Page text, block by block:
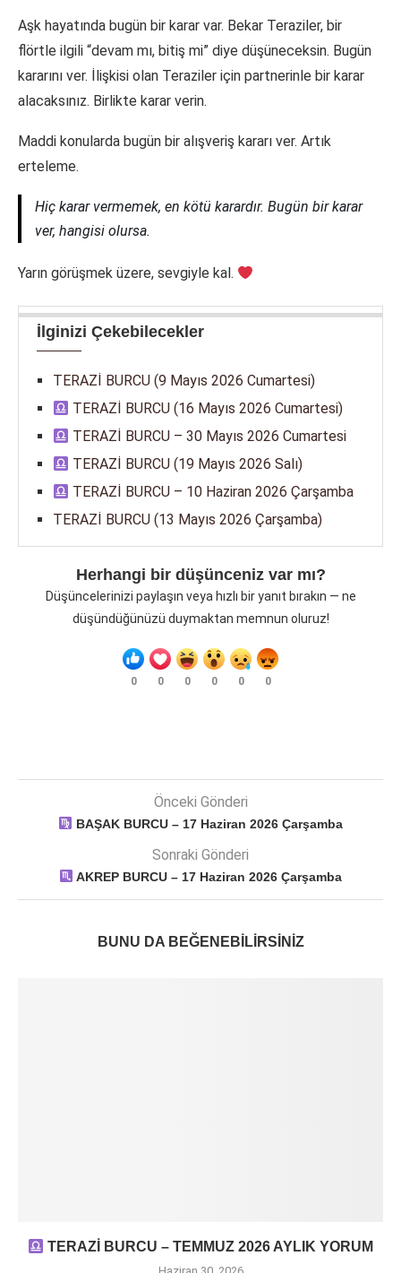
Aşk hayatında bugün bir karar var. Bekar Teraziler, bir
flörtle ilgili “devam mı, bitiş mi” diye düşüneceksin. Bugün
kararını ver. İlişkisi olan Teraziler için partnerinle bir karar
alacaksınız. Birlikte karar verin.
Maddi konularda bugün bir alışveriş kararı ver. Artık
erteleme.
Hiç karar vermemek, en kötü karardır. Bugün bir karar
ver, hangisi olursa.
Yarın görüşmek üzere, sevgiyle kal.
İlginizi Çekebilecekler
TERAZİ BURCU (9 Mayıs 2026 Cumartesi)
TERAZİ BURCU (16 Mayıs 2026 Cumartesi)
TERAZİ BURCU – 30 Mayıs 2026 Cumartesi
TERAZİ BURCU (19 Mayıs 2026 Salı)
TERAZİ BURCU – 10 Haziran 2026 Çarşamba
TERAZİ BURCU (13 Mayıs 2026 Çarşamba)
Herhangi bir düşünceniz var mı?
Düşüncelerinizi paylaşın veya hızlı bir yanıt bırakın — ne
düşündüğünüzü duymaktan memnun oluruz!
0 0 0 0 0 0
Önceki Gönderi
BAŞAK BURCU – 17 Haziran 2026 Çarşamba
Sonraki Gönderi
AKREP BURCU – 17 Haziran 2026 Çarşamba
BUNU DA BEĞENEBILIRSINIZ
TERAZİ BURCU – TEMMUZ 2026 AYLIK YORUM